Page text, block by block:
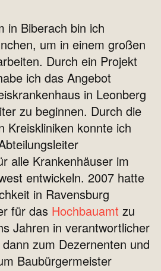
in Biberach bin ich
um in einem großen
Durch ein Projekt
ich das Angebot
in Leonberg
zu beginnen. Durch die
Kreiskliniken konnte ich
alle Krankenhäuser im
entwickeln. 2007 hatte
in Ravensburg
für das Hochbauamt zu
Jahren in verantwortlicher
zum Dezernenten und
Baubürgermeister